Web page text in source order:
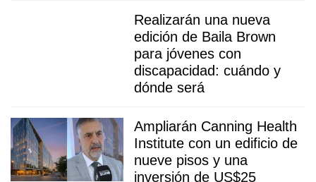
Realizarán una nueva
edición de Baila Brown
para jóvenes con
discapacidad: cuándo y
dónde será
Ampliarán Canning Health
Institute con un edificio de
nueve pisos y una
inversión de US$25